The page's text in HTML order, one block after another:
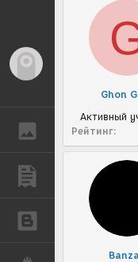
ГАЛЕРЕЯ
ПУБЛИКАЦИИ
БЛОГИ
Ghon
Активный
Рейтинг